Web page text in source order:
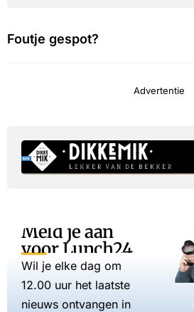
Foutje gespot?
Advertentie
Meld je aan
voor Lunch24
Wil je elke dag om
12.00 uur het laatste
nieuws ontvangen in